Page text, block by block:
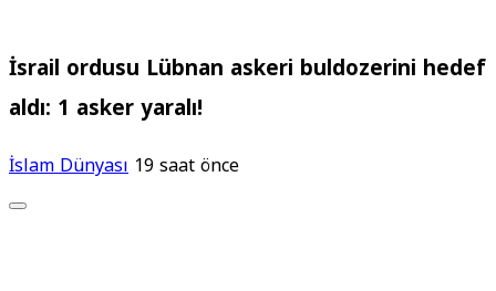
İsrail ordusu Lübnan askeri buldozerini hedef
aldı: 1 asker yaralı!
İslam Dünyası 19 saat önce